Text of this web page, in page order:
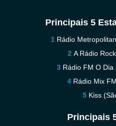
Principais 5
Rádio
A Rádio
Rádio FM O
Rádio Mix
Kiss
Principais